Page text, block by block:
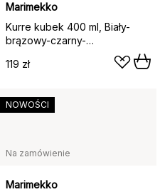
Marimekko
Kurre kubek 400 ml, Biały-
brązowy-czarny-
119 zł
Na zamówienie
Marimekko
NOWOŚCI